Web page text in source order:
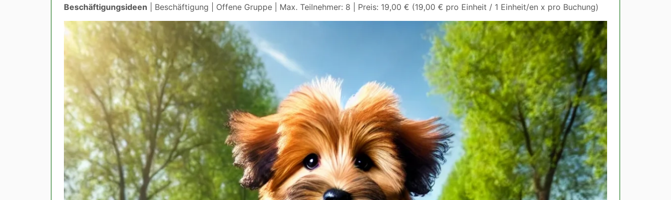
Beschäftigungsideen | Beschäftigung | Offene Gruppe | Max. Teilnehmer: 8 | Preis: 19,00 € (19,00 € pro Einheit / 1 Einheit/en x pro Buchung)